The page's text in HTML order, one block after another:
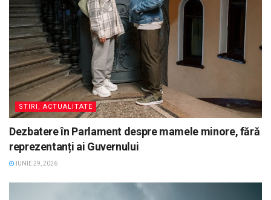
STIRI, ACTUALITATE
Dezbatere în Parlament despre mamele minore, fără
reprezentanți ai Guvernului
IUNIE 29, 2026